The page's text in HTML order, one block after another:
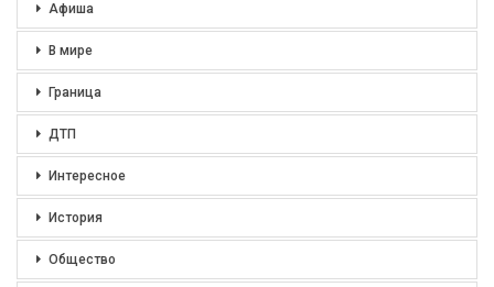
Афиша
В мире
Граница
ДТП
Интересное
История
Общество